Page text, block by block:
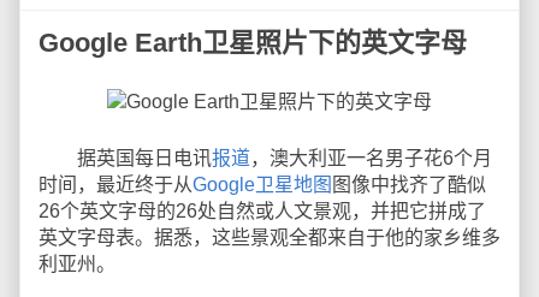
Google Earth卫星照片下的英文字母
据英国每日电讯报道，澳大利亚一名男子花6个月
时间，最近终于从Google卫星地图 图像中找齐了酷似
26个英文字母的26处自然或人文景观，并把它拼成了
英文字母表。据悉，这些景观全都来自于他的家乡维多
利亚州。